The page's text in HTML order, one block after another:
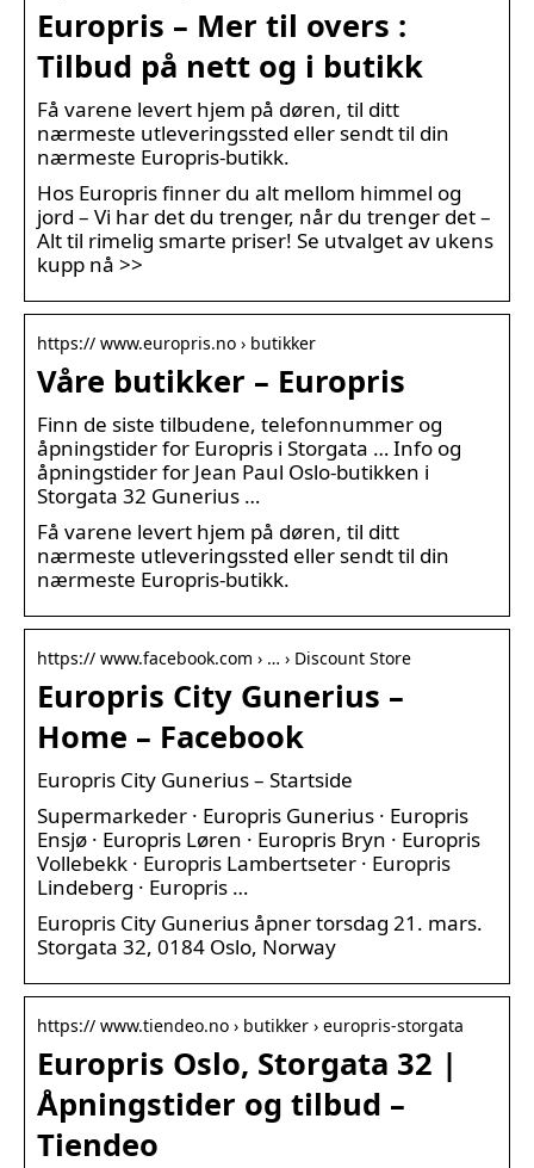
Europris – Mer til overs :
Tilbud på nett og i butikk
Få varene levert hjem på døren, til ditt
nærmeste utleveringssted eller sendt til din
nærmeste Europris-butikk.
Hos Europris finner du alt mellom himmel og
jord – Vi har det du trenger, når du trenger det –
Alt til rimelig smarte priser! Se utvalget av ukens
kupp nå >>
https:// www.europris.no › butikker
Våre butikker – Europris
Finn de siste tilbudene, telefonnummer og
åpningstider for Europris i Storgata … Info og
åpningstider for Jean Paul Oslo-butikken i
Storgata 32 Gunerius …
Få varene levert hjem på døren, til ditt
nærmeste utleveringssted eller sendt til din
nærmeste Europris-butikk.
https:// www.facebook.com › … › Discount Store
Europris City Gunerius –
Home – Facebook
Europris City Gunerius – Startside
Supermarkeder · Europris Gunerius · Europris
Ensjø · Europris Løren · Europris Bryn · Europris
Vollebekk · Europris Lambertseter · Europris
Lindeberg · Europris …
Europris City Gunerius åpner torsdag 21. mars.
Storgata 32, 0184 Oslo, Norway
https:// www.tiendeo.no › butikker › europris-storgata
Europris Oslo, Storgata 32 |
Åpningstider og tilbud –
Tiendeo